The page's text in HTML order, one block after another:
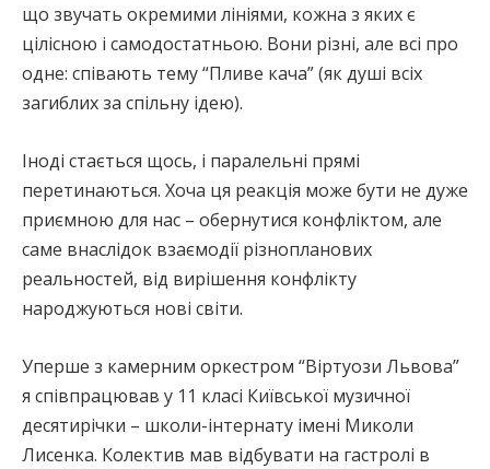
що звучать окремими лініями, кожна з яких є
цілісною і самодостатньою. Вони різні, але всі про
одне: співають тему “Пливе кача” (як душі всіх
загиблих за спільну ідею).
Іноді стається щось, і паралельні прямі
перетинаються. Хоча ця реакція може бути не дуже
приємною для нас – обернутися конфліктом, але
саме внаслідок взаємодії різнопланових
реальностей, від вирішення конфлікту
народжуються нові світи.
Уперше з камерним оркестром “Віртуози Львова”
я співпрацював у 11 класі Київської музичної
десятирічки – школи-інтернату імені Миколи
Лисенка. Колектив мав відбувати на гастролі в